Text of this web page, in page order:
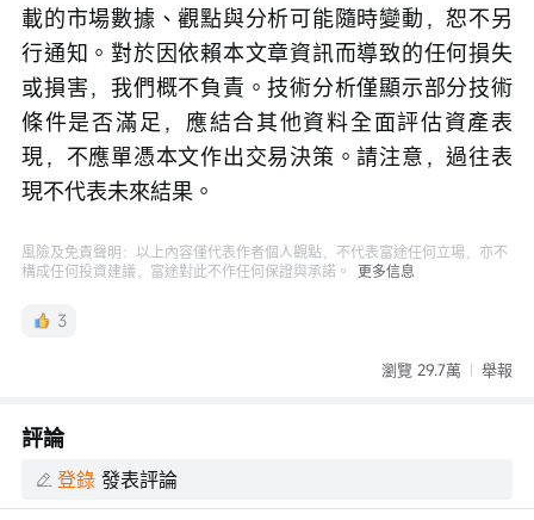
載的市場數據、觀點與分析可能隨時變動，恕不另
行通知。對於因依賴本文章資訊而導致的任何損失
或損害，我們概不負責。技術分析僅顯示部分技術
條件是否滿足，應結合其他資料全面評估資產表
現，不應單憑本文作出交易決策。請注意，過往表
現不代表未來結果。
風險及免責聲明：以上內容僅代表作者個人觀點，不代表富途任何立場，亦不
構成任何投資建議，富途對此不作任何保證與承諾。
更多信息
3
瀏覽 29.7萬 舉報
評論
登錄 發表評論